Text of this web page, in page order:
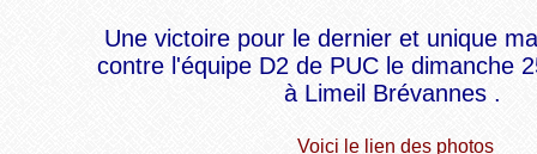
Une victoire pour le dernier et unique
contre l'équipe D2 de PUC le dimanche
à Limeil Brévannes .
Voici le lien des photos